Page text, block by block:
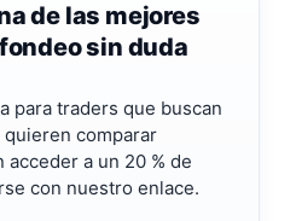
de las mejores
sin duda
para traders que buscan
quieren comparar
a un 20 % de
con nuestro enlace.